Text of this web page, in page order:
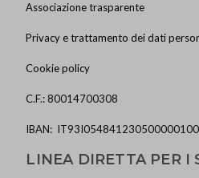
Associazione trasparente
Privacy e trattamento dei dati
Cookie policy
C.F.: 80014700308
IBAN:
LINEA DIRETTA PER I